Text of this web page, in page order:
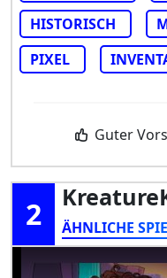
HISTORISCH
PIXEL
Guter
2
ÄHNLICHE